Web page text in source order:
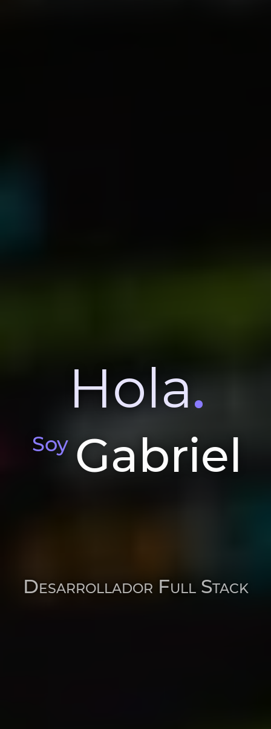
Hola
Soy Gabriel
Desarrollador Full Stack